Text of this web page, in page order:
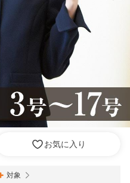
お気に入り
対象